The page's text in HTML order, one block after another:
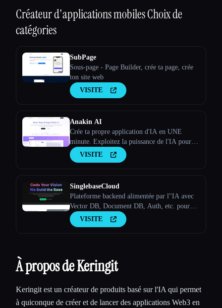
Créateur d'applications mobilesChoix de
catégories
SubPage
Sous-page - Page Builder, crée ta page, crée
ton site web
VISITE
Anakin AI
Crée ta propre application d'IA en UNE
minute. Exploitez la puissance de l'IA pour
ton entreprise. Notre créateur d'applications
d'IA sans code te permet de créer des
VISITE
SinglebaseCloud
Plateforme backend alimentée par l''IA avec
Vector DB, Document DB, Auth, etc. pour
accélérer le développement des applications.
VISITE
À propos de Keringit
Keringit est un créateur de produits basé sur l'IA qui permet
à quiconque de créer et de lancer des applications Web3 en